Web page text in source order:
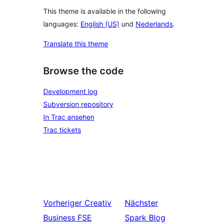
This theme is available in the following
languages: English (US) und Nederlands.
Translate this theme
Browse the code
Development log
Subversion repository
In Trac ansehen
Trac tickets
Vorheriger Creativ
Business FSE
Nächster
Spark Blog